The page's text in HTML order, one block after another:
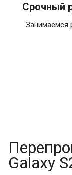
Срочный
Занимаемся
Galaxy